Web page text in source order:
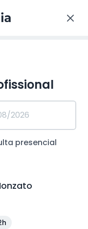
presencial